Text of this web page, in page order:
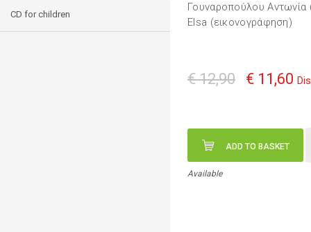
CD for children
Γουναροπούλου
Elsa (εικονογράφηση)
€ 12,90 € 11,60
ADD TO BASKET
Available